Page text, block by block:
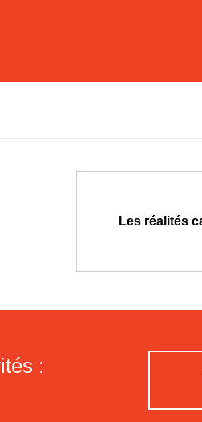
Les réalités
: